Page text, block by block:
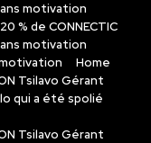
motivation
% de CONNECTIC
motivation
Home
Tsilavo Gérant
qui a été spolié
Tsilavo Gérant